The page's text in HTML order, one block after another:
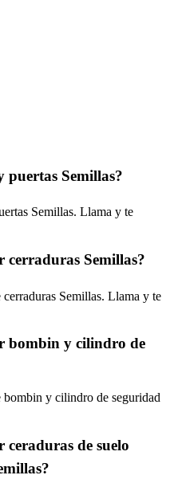
Semillas?
Semillas. Llama y te
Semillas?
Semillas. Llama y te
bombin y cilindro de
y cilindro de seguridad
de suelo